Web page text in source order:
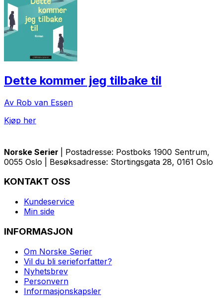
Dette kommer jeg tilbake til
Av Rob van Essen
Kjøp her
Norske Serier
| Postadresse: Postboks 1900 Sentrum,
0055 Oslo | Besøksadresse: Stortingsgata 28, 0161 Oslo
KONTAKT OSS
Kundeservice
Min side
INFORMASJON
Om Norske Serier
Vil du bli serieforfatter?
Nyhetsbrev
Personvern
Informasjonskapsler